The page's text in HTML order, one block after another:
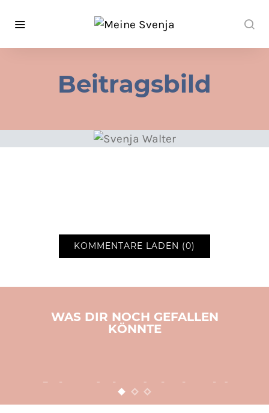
Beitragsbild
KOMMENTARE LADEN (0)
WAS DIR NOCH GEFALLEN
KÖNNTE
Adventsbasteln leicht
gemacht